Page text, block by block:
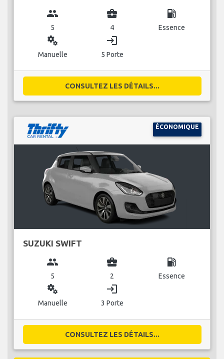
group
5
business_center
4
local_gas_station
Essence
miscellaneous_services
Manuelle
login
5 Porte
CONSULTEZ LES DÉTAILS...
ÉCONOMIQUE
SUZUKI SWIFT
group
5
business_center
2
local_gas_station
Essence
miscellaneous_services
Manuelle
login
3 Porte
CONSULTEZ LES DÉTAILS...